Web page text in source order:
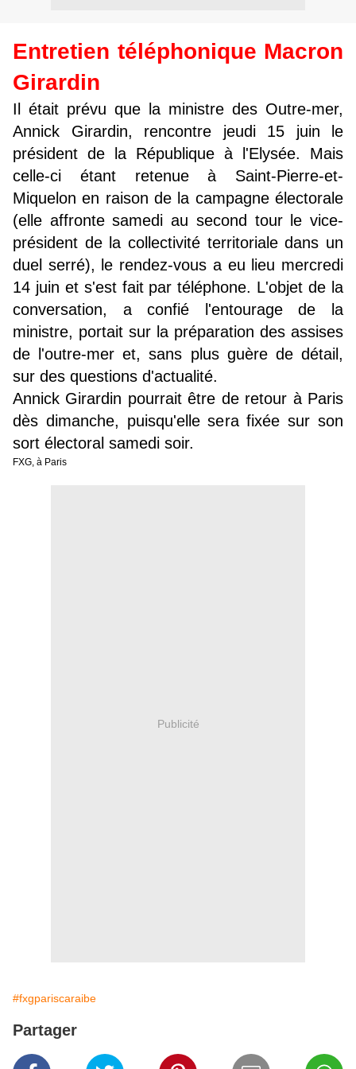
Entretien téléphonique Macron
Girardin
Il était prévu que la ministre des Outre-mer,
Annick Girardin, rencontre jeudi 15 juin le
président de la République à l'Elysée. Mais
celle-ci étant retenue à Saint-Pierre-et-
Miquelon en raison de la campagne électorale
(elle affronte samedi au second tour le vice-
président de la collectivité territoriale dans un
duel serré), le rendez-vous a eu lieu mercredi
14 juin et s'est fait par téléphone. L'objet de la
conversation, a confié l'entourage de la
ministre, portait sur la préparation des assises
de l'outre-mer et, sans plus guère de détail,
sur des questions d'actualité.
Annick Girardin pourrait être de retour à Paris
dès dimanche, puisqu'elle sera fixée sur son
sort électoral samedi soir.
FXG, à Paris
Publicité
#fxgpariscaraibe
Partager